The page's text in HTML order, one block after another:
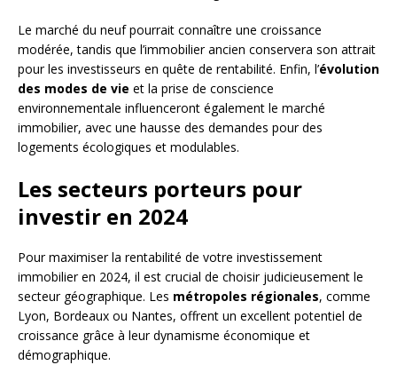
Le marché du neuf pourrait connaître une croissance
modérée, tandis que l’immobilier ancien conservera son attrait
pour les investisseurs en quête de rentabilité. Enfin, l’évolution
des modes de vie et la prise de conscience
environnementale influenceront également le marché
immobilier, avec une hausse des demandes pour des
logements écologiques et modulables.
Les secteurs porteurs pour
investir en 2024
Pour maximiser la rentabilité de votre investissement
immobilier en 2024, il est crucial de choisir judicieusement le
secteur géographique. Les métropoles régionales, comme
Lyon, Bordeaux ou Nantes, offrent un excellent potentiel de
croissance grâce à leur dynamisme économique et
démographique.